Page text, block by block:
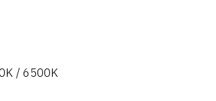
/ 6500K